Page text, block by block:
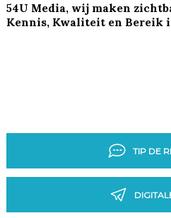
54U Media, wij maken
Kennis, Kwaliteit en Bereik
TIP DE